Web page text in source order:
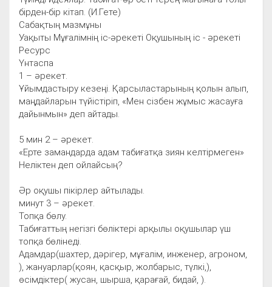
бірден-бір кітап. (И.Гете)
Сабақтың мазмұны
Уақыты Мұғалімнің іс-әрекеті Оқушының іс - әрекеті
Ресурс
Үнтаспа
1 – әрекет.
Ұйымдастыру кезеңі. Қарсыластарының қолын алып,
маңдайларын түйістіріп, «Мен сізбен жұмыс жасауға
дайынмын» деп айтады.
5 мин 2 – әрекет.
«Ерте замандарда адам табиғатқа зиян келтірмеген»
Неліктен деп ойлайсың?
Әр оқушы пікірлер айтылады.
минут 3 – әрекет.
Топқа бөлу.
Табиғаттың негізгі бөліктері арқылы оқушылар үш
топқа бөлінеді.
Адамдар(шахтер, дәрігер, мұғалім, инженер, агроном,
), жануарлар(қоян, қасқыр, жолбарыс, түлкі,),
өсімдіктер( жусан, шырша, қарағай, бидай, ).